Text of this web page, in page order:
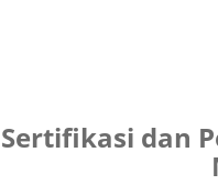
Sertifikasi dan